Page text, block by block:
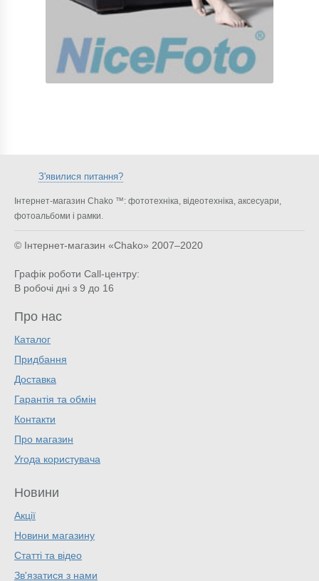
З'явилися питання?
Інтернет-магазин Chako ™: фототехніка, відеотехніка, аксесуари,
фотоальбоми і рамки.
© Інтернет-магазин «Chako» 2007–2020
Графік роботи Call-центру:
В робочі дні з 9 до 16
Про нас
Каталог
Придбання
Доставка
Гарантія та обмін
Контакти
Про магазин
Угода користувача
Новини
Акції
Новини магазину
Статті та відео
Зв'язатися з нами